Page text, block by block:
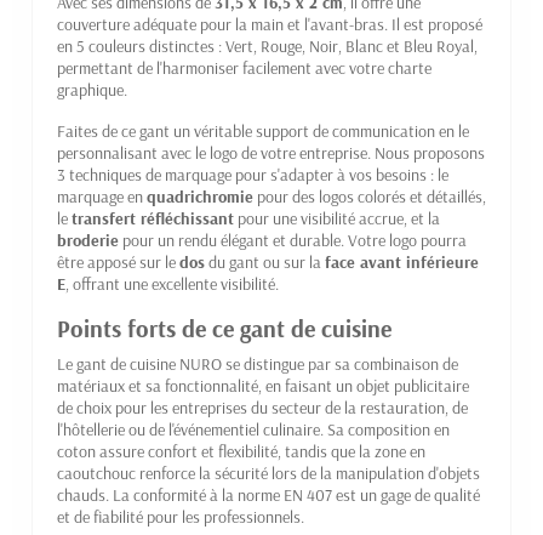
couverture adéquate pour la main et l'avant-bras. Il est proposé
en 5 couleurs distinctes : Vert, Rouge, Noir, Blanc et Bleu Royal,
permettant de l'harmoniser facilement avec votre charte
graphique.
Faites de ce gant un véritable support de communication en le
personnalisant avec le logo de votre entreprise. Nous proposons
3 techniques de marquage pour s'adapter à vos besoins : le
marquage enquadrichromie pour des logos colorés et détaillés,
letransfert réfléchissant pour une visibilité accrue, et la
broderie pour un rendu élégant et durable. Votre logo pourra
être apposé sur ledosdu gant ou sur la face avant inférieure
E , offrant une excellente visibilité.
Points forts de ce gant de cuisine
Le gant de cuisine NURO se distingue par sa combinaison de
matériaux et sa fonctionnalité, en faisant un objet publicitaire
de choix pour les entreprises du secteur de la restauration, de
l'hôtellerie ou de l'événementiel culinaire. Sa composition en
coton assure confort et flexibilité, tandis que la zone en
caoutchouc renforce la sécurité lors de la manipulation d'objets
chauds. La conformité à la norme EN 407 est un gage de qualité
et de fiabilité pour les professionnels.